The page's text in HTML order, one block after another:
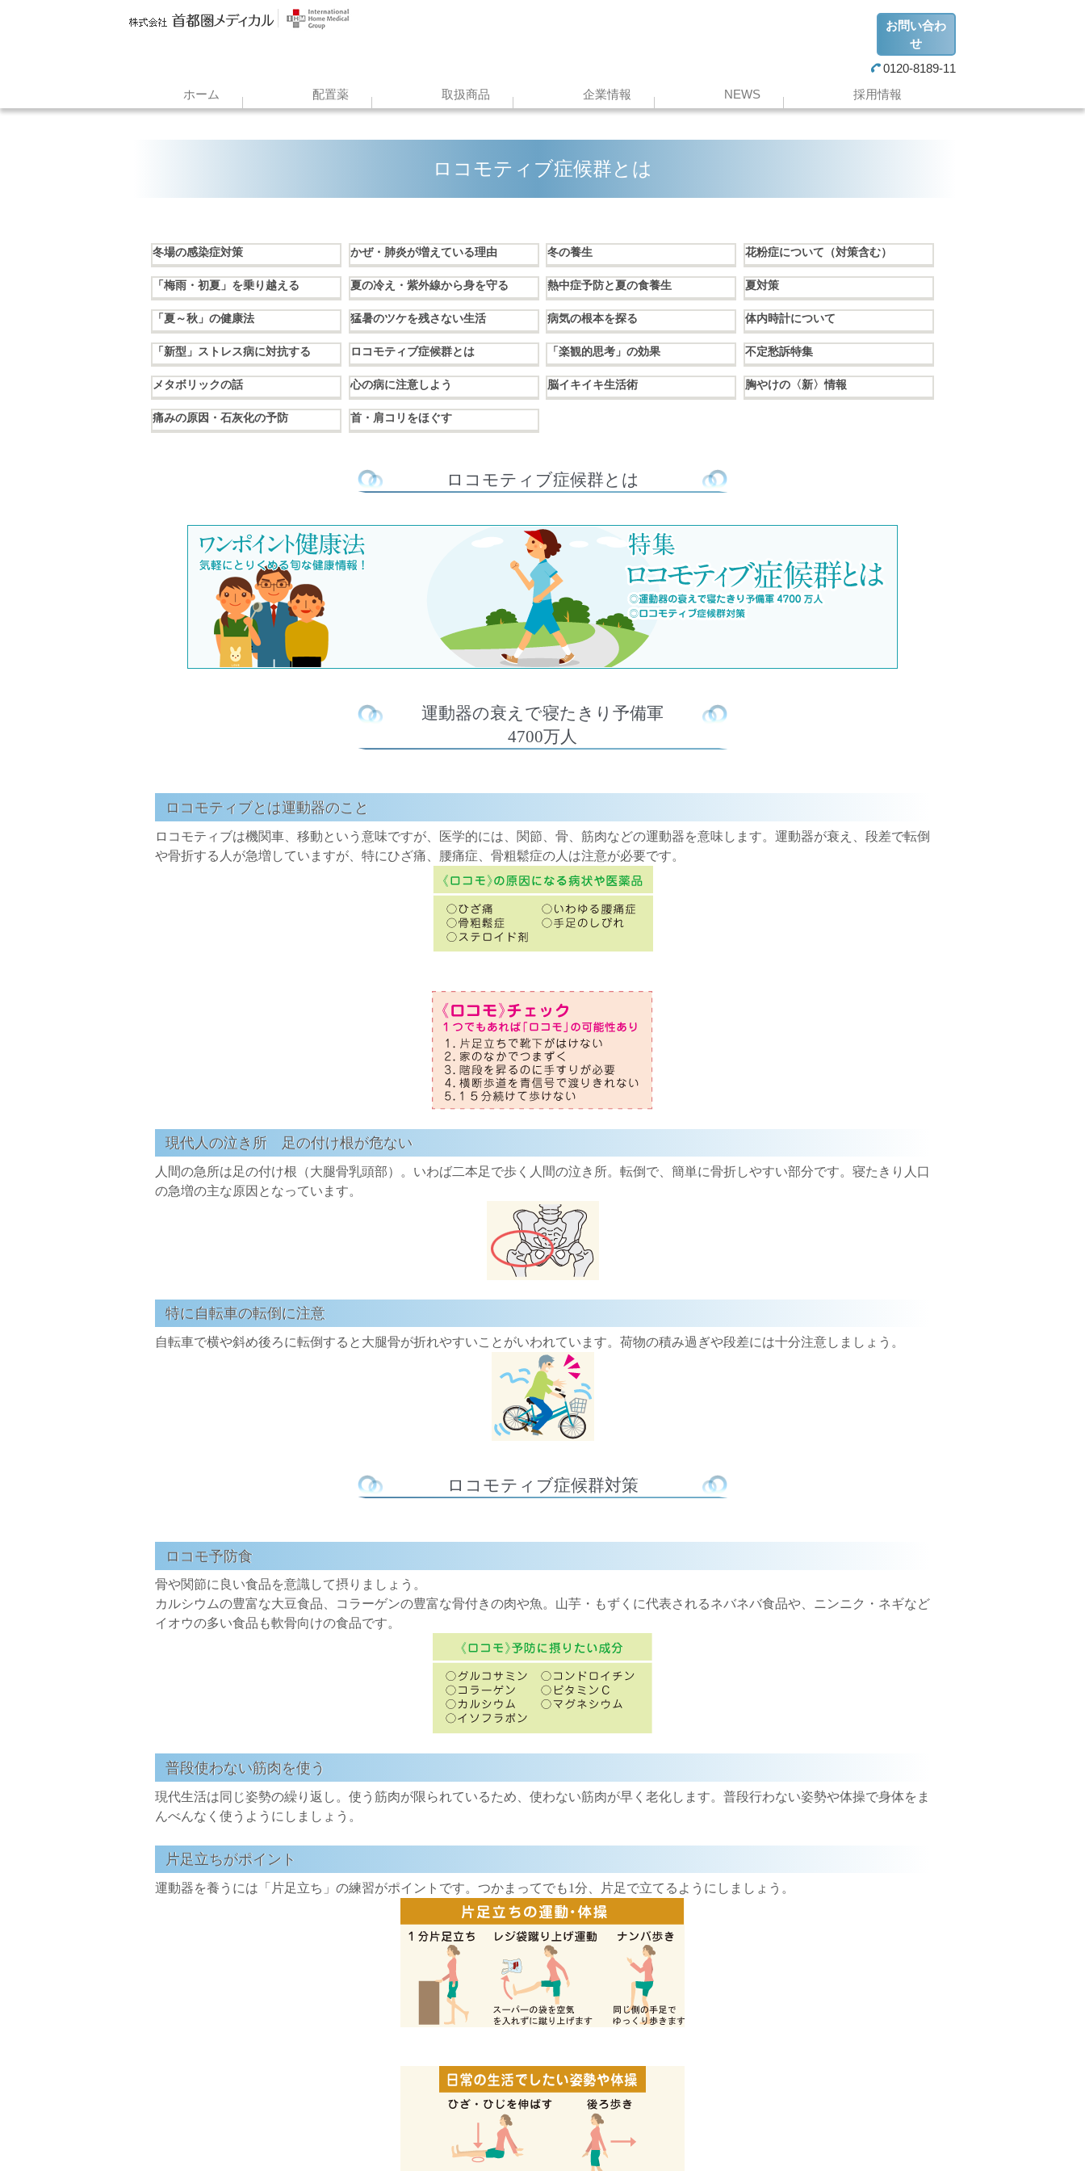
お問い合わ
せ
0120-8189-11
ホーム
配置薬 取扱商品 企業情報 NEWS 採用情報
ロコモティブ症候群とは
冬場の感染症対策 かぜ・肺炎が増えている理由 冬の養生 花粉症について（対策含む）
「梅雨・初夏」を乗り越える 夏の冷え・紫外線から身を守る 熱中症予防と夏の食養生 夏対策
「夏～秋」の健康法 猛暑のツケを残さない生活 病気の根本を探る 体内時計について
「新型」ストレス病に対抗する ロコモティブ症候群とは 「楽観的思考」の効果 不定愁訴特集
メタボリックの話 心の病に注意しよう 脳イキイキ生活術 胸やけの〈新〉情報
痛みの原因・石灰化の予防 首・肩コリをほぐす
ロコモティブ症候群とは
運動器の衰えで寝たきり予備軍
4700万人
ロコモティブとは運動器のこと
ロコモティブは機関車、移動という意味ですが、医学的には、関節、骨、筋肉などの運動器を意味します。運動器が衰え、段差で転倒
や骨折する人が急増していますが、特にひざ痛、腰痛症、骨粗鬆症の人は注意が必要です。
現代人の泣き所 足の付け根が危ない
人間の急所は足の付け根（大腿骨乳頭部）。いわば二本足で歩く人間の泣き所。転倒で、簡単に骨折しやすい部分です。寝たきり人口
の急増の主な原因となっています。
特に自転車の転倒に注意
自転車で横や斜め後ろに転倒すると大腿骨が折れやすいことがいわれています。荷物の積み過ぎや段差には十分注意しましょう。
ロコモティブ症候群対策
ロコモ予防食
骨や関節に良い食品を意識して摂りましょう。
カルシウムの豊富な大豆食品、コラーゲンの豊富な骨付きの肉や魚。山芋・もずくに代表されるネバネバ食品や、ニンニク・ネギなど
イオウの多い食品も軟骨向けの食品です。
普段使わない筋肉を使う
現代生活は同じ姿勢の繰り返し。使う筋肉が限られているため、使わない筋肉が早く老化します。普段行わない姿勢や体操で身体をま
んべんなく使うようにしましょう。
片足立ちがポイント
運動器を養うには「片足立ち」の練習がポイントです。つかまってでも1分、片足で立てるようにしましょう。